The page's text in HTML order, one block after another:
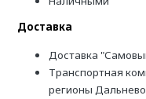
Доставка
Доставка
Транспортная
регионы